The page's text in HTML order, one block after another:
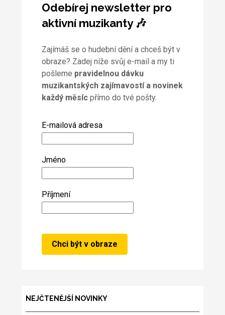
Odebírej newsletter pro
aktivní muzikanty 🎶
Zajímáš se o hudební dění a chceš být v
obraze? Zadej níže svůj e-mail a my ti
pošleme pravidelnou dávku
muzikantských zajímavostí a novinek
každý měsícpřímo do tvé pošty.
E-mailová adresa
Jméno
Příjmení
NEJČTENĚJŠÍ NOVINKY